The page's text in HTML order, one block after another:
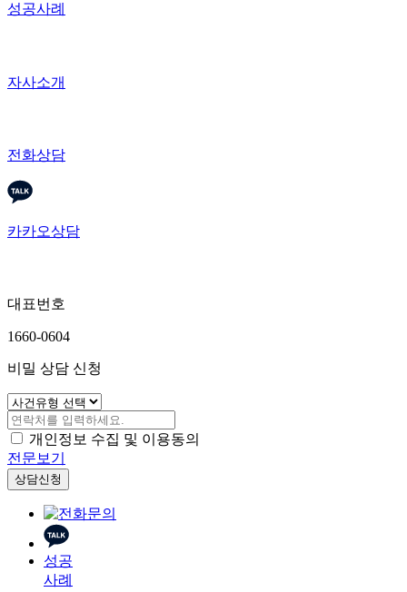
성공사례
자사소개
전화상담
카카오상담
대표번호
1660-0604
비밀 상담 신청
개인정보 수집 및 이용동의
전문보기
상담신청
성공
사례